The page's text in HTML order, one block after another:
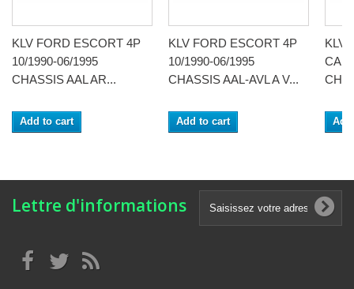
KLV FORD ESCORT 4P
10/1990-06/1995
CHASSIS AAL AR...
Add to cart
KLV FORD ESCORT 4P
10/1990-06/1995
CHASSIS AAL-AVL A V...
Add to cart
KLV
Lettre d'informations